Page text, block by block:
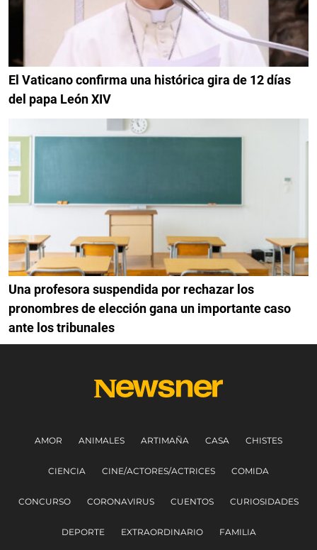
El Vaticano confirma una histórica gira de 12 días
del papa León XIV
Una profesora suspendida por rechazar los
pronombres de elección gana un importante caso
ante los tribunales
AMOR ANIMALES ARTIMAÑA CASA CHISTES
CIENCIA CINE/ACTORES/ACTRICES COMIDA
CONCURSO CORONAVIRUS CUENTOS CURIOSIDADES
DEPORTE EXTRAORDINARIO FAMILIA